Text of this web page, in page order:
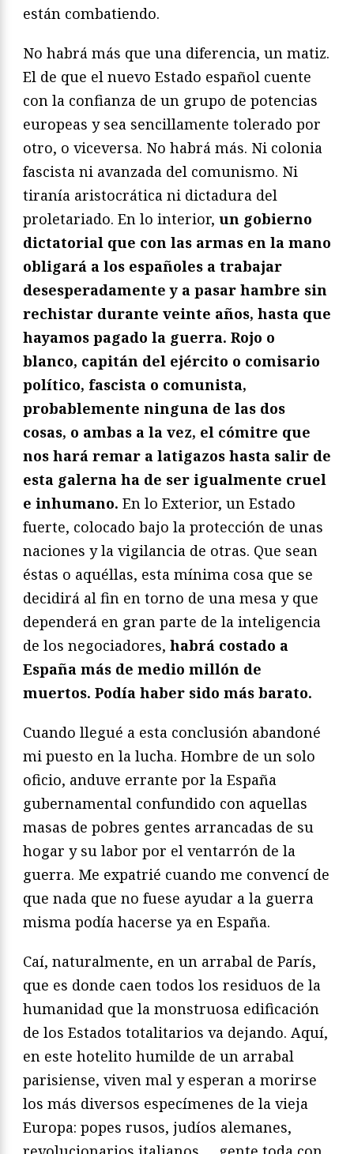
están combatiendo.
No habrá más que una diferencia, un matiz.
El de que el nuevo Estado español cuente
con la confianza de un grupo de potencias
europeas y sea sencillamente tolerado por
otro, o viceversa. No habrá más. Ni colonia
fascista ni avanzada del comunismo. Ni
tiranía aristocrática ni dictadura del
proletariado. En lo interior, un gobierno
dictatorial que con las armas en la mano
obligará a los españoles a trabajar
desesperadamente y a pasar hambre sin
rechistar durante veinte años, hasta que
hayamos pagado la guerra. Rojo o
blanco, capitán del ejército o comisario
político, fascista o comunista,
probablemente ninguna de las dos
cosas, o ambas a la vez, el cómitre que
nos hará remar a latigazos hasta salir de
esta galerna ha de ser igualmente cruel
e inhumano. En lo Exterior, un Estado
fuerte, colocado bajo la protección de unas
naciones y la vigilancia de otras. Que sean
éstas o aquéllas, esta mínima cosa que se
decidirá al fin en torno de una mesa y que
dependerá en gran parte de la inteligencia
de los negociadores, habrá costado a
España más de medio millón de
muertos. Podía haber sido más barato.
Cuando llegué a esta conclusión abandoné
mi puesto en la lucha. Hombre de un solo
oficio, anduve errante por la España
gubernamental confundido con aquellas
masas de pobres gentes arrancadas de su
hogar y su labor por el ventarrón de la
guerra. Me expatrié cuando me convencí de
que nada que no fuese ayudar a la guerra
misma podía hacerse ya en España.
Caí, naturalmente, en un arrabal de París,
que es donde caen todos los residuos de la
humanidad que la monstruosa edificación
de los Estados totalitarios va dejando. Aquí,
en este hotelito humilde de un arrabal
parisiense, viven mal y esperan a morirse
los más diversos especímenes de la vieja
Europa: popes rusos, judíos alemanes,